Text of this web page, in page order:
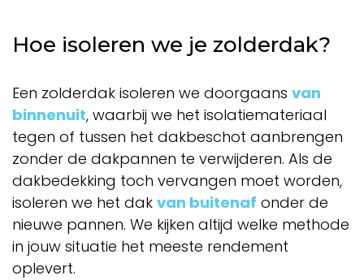
Hoe isoleren we je zolderdak?
Een zolderdak isoleren we doorgaans van
binnenuit, waarbij we het isolatiemateriaal
tegen of tussen het dakbeschot aanbrengen
zonder de dakpannen te verwijderen. Als de
dakbedekking toch vervangen moet worden,
isoleren we het dak van buitenaf onder de
nieuwe pannen. We kijken altijd welke methode
in jouw situatie het meeste rendement
oplevert.